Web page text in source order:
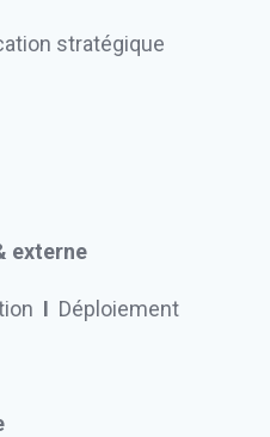
stratégique
externe
I Déploiement